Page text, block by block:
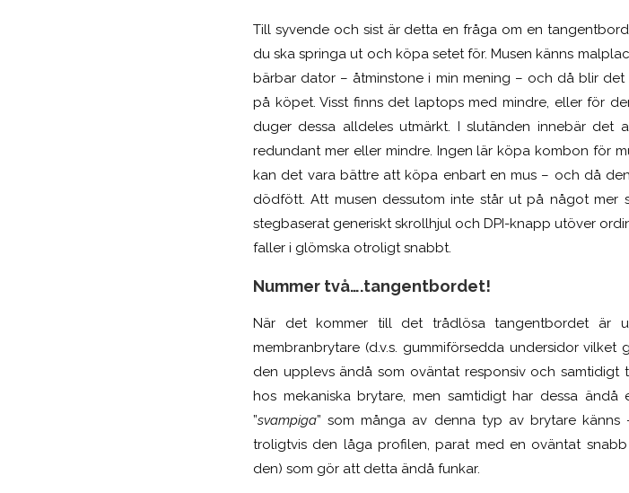
Till syvende och sist är detta en fråga om en
du ska springa ut och köpa setet för. Musen känns
bärbar dator – åtminstone i min mening – och då blir
på köpet. Visst finns det laptops med mindre, eller för
duger dessa alldeles utmärkt. I slutänden innebär
redundant mer eller mindre. Ingen lär köpa kombon för
kan det vara bättre att köpa enbart en mus – och då
dödfött. Att musen dessutom inte står ut på något mer
stegbaserat generiskt skrollhjul och DPI-knapp utöver
faller i glömska otroligt snabbt.
Nummer två….tangentbordet!
När det kommer till det trådlösa tangentbordet är
membranbrytare (d.v.s. gummiförsedda undersidor
den upplevs ändå som oväntat responsiv och samtidigt
hos mekaniska brytare, men samtidigt har dessa
”svampiga” som många av denna typ av brytare
troligtvis den låga profilen, parat med en oväntat
den) som gör att detta ändå funkar.